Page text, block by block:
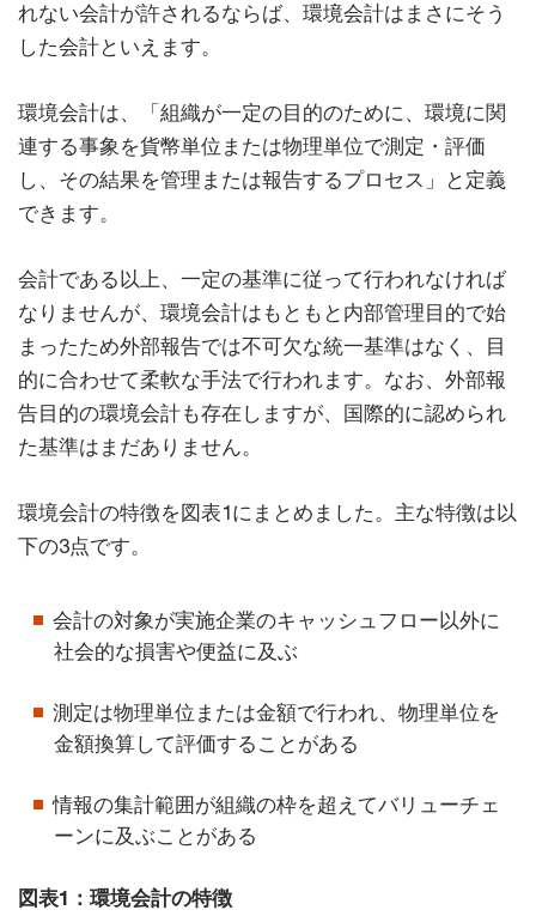
れない会計が許されるならば、環境会計はまさにそう
した会計といえます。
環境会計は、「組織が一定の目的のために、環境に関
連する事象を貨幣単位または物理単位で測定・評価
し、その結果を管理または報告するプロセス」と定義
できます。
会計である以上、一定の基準に従って行われなければ
なりませんが、環境会計はもともと内部管理目的で始
まったため外部報告では不可欠な統一基準はなく、目
的に合わせて柔軟な手法で行われます。なお、外部報
告目的の環境会計も存在しますが、国際的に認められ
た基準はまだありません。
環境会計の特徴を図表1にまとめました。主な特徴は以
下の3点です。
会計の対象が実施企業のキャッシュフロー以外に
社会的な損害や便益に及ぶ
測定は物理単位または金額で行われ、物理単位を
金額換算して評価することがある
情報の集計範囲が組織の枠を超えてバリューチェ
ーンに及ぶことがある
図表1：環境会計の特徴